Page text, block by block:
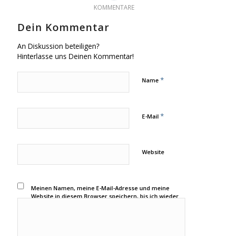
KOMMENTARE
Dein Kommentar
An Diskussion beteiligen?
Hinterlasse uns Deinen Kommentar!
Name *
E-Mail *
Website
Meinen Namen, meine E-Mail-Adresse und meine
Website in diesem Browser speichern, bis ich wieder